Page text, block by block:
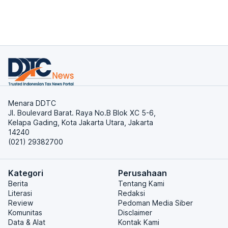
Menara DDTC
Jl. Boulevard Barat. Raya No.B Blok XC 5-6,
Kelapa Gading, Kota Jakarta Utara, Jakarta
14240
(021) 29382700
Kategori
Berita
Literasi
Review
Komunitas
Data & Alat
Perusahaan
Tentang Kami
Redaksi
Pedoman Media Siber
Disclaimer
Kontak Kami